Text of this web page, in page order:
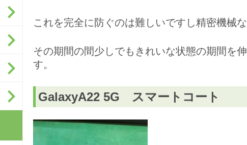
これを完全に防ぐのは難しいですし精密機械
その期間の間少しでもきれいな状態の期間を
す。
GalaxyA22 5G スマートコート